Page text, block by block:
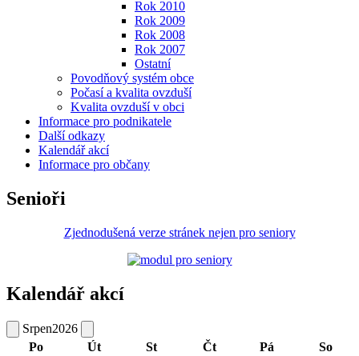
Rok 2010
Rok 2009
Rok 2008
Rok 2007
Ostatní
Povodňový systém obce
Počasí a kvalita ovzduší
Kvalita ovzduší v obci
Informace pro podnikatele
Další odkazy
Kalendář akcí
Informace pro občany
Senioři
Zjednodušená verze stránek nejen pro seniory
Kalendář akcí
Srpen2026
Po
Út St Čt Pá So